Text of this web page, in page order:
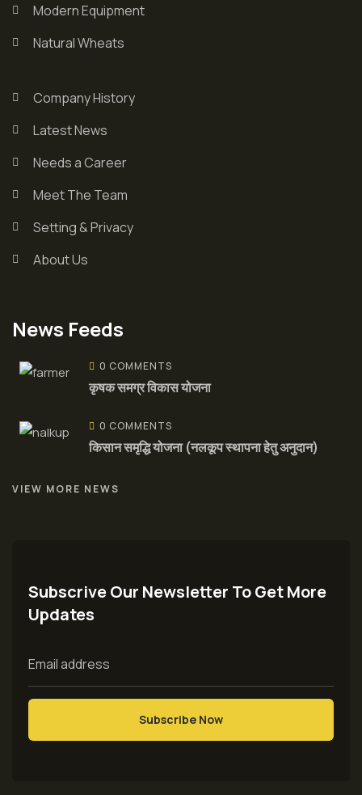
Modern Equipment
Natural Wheats
Company History
Latest News
Needs a Career
Meet The Team
Setting & Privacy
About Us
News Feeds
0 COMMENTS
कृषक समग्र विकास योजना
0 COMMENTS
किसान समृद्धि योजना (नलकूप स्थापना हेतु अनुदान)
VIEW MORE NEWS
Subscrive Our Newsletter To Get More
Updates